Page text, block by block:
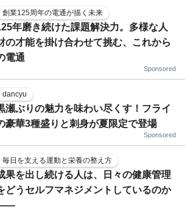
創業125周年の電通が描く未来
年磨き続けた課題解決力。多様な人
の才能を掛け合わせて挑む、これから
電通
Sponsored
dancyu
瀬ぶりの魅力を味わい尽くす！フライ
豪華3種盛りと刺身が夏限定で登場
Sponsored
毎日を支える運動と栄養の整え方
果を出し続ける人は、日々の健康管理
どうセルフマネジメントしているのか